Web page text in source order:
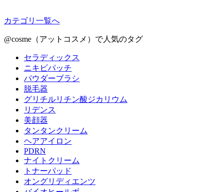
カテゴリ一覧へ
@cosme（アットコスメ）で人気のタグ
セラディックス
ニキビパッチ
パウダーブラシ
脱毛器
グリチルリチン酸ジカリウム
リデンス
美顔器
タンタンクリーム
ヘアアイロン
PDRN
ナイトクリーム
トナーパッド
オングリディエンツ